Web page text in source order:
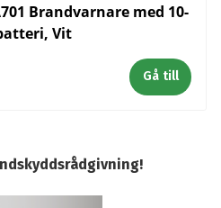
Brandvarnare med 10-
Vit
Gå till